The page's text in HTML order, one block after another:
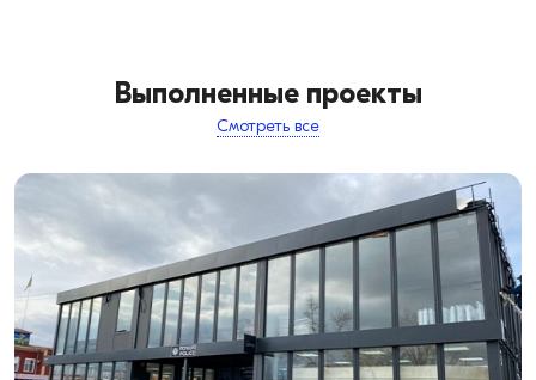
Выполненные проекты
Смотреть все